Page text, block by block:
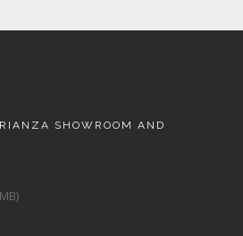
SHOWROOM AND